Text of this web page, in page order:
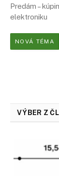
Predám –
elektroniku
NOVÁ TÉMA
VÝBER Z